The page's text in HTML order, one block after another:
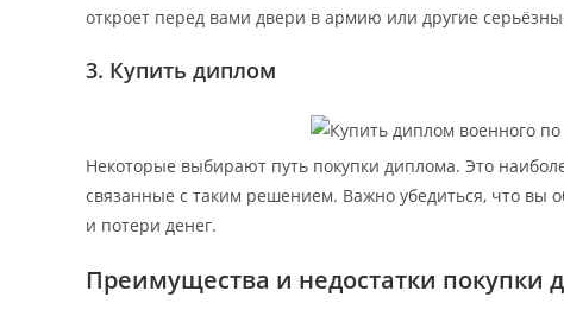
откроет перед вами двери в армию или другие
3. Купить диплом
Некоторые выбирают путь покупки диплома. Это
связанные с таким решением. Важно убедиться, что вы
и потери денег.
Преимущества и недостатки покупки